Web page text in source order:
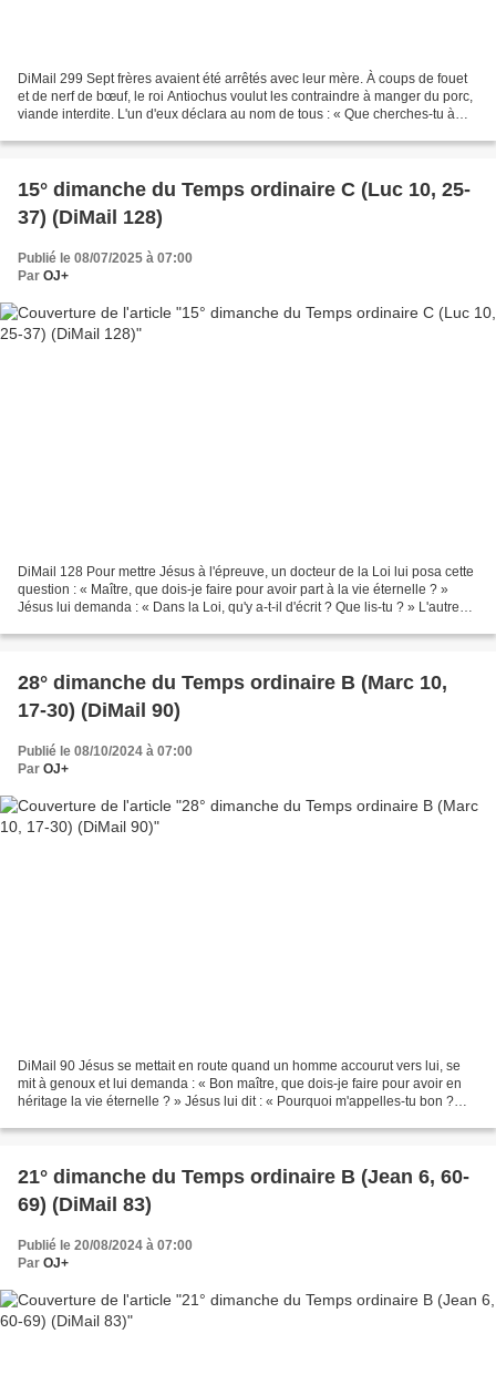
DiMail 299 Sept frères avaient été arrêtés avec leur mère. À coups de fouet
et de nerf de bœuf, le roi Antiochus voulut les contraindre à manger du porc,
viande interdite. L'un d'eux déclara au nom de tous : « Que cherches-tu à
15° dimanche du Temps ordinaire C (Luc 10, 25-
37) (DiMail 128)
Publié le 08/07/2025 à 07:00
Par OJ+
DiMail 128 Pour mettre Jésus à l'épreuve, un docteur de la Loi lui posa cette
question : « Maître, que dois-je faire pour avoir part à la vie éternelle ? »
Jésus lui demanda : « Dans la Loi, qu'y a-t-il d'écrit ? Que lis-tu ? » L'autre
28° dimanche du Temps ordinaire B (Marc 10,
17-30) (DiMail 90)
Publié le 08/10/2024 à 07:00
Par OJ+
DiMail 90 Jésus se mettait en route quand un homme accourut vers lui, se
mit à genoux et lui demanda : « Bon maître, que dois-je faire pour avoir en
héritage la vie éternelle ? » Jésus lui dit : « Pourquoi m'appelles-tu bon ?
21° dimanche du Temps ordinaire B (Jean 6, 60-
69) (DiMail 83)
Publié le 20/08/2024 à 07:00
Par OJ+